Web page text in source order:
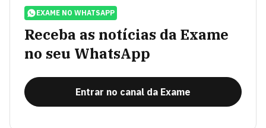
EXAME NO WHATSAPP
Receba as notícias da Exame
no seu WhatsApp
Entrar no canal da Exame